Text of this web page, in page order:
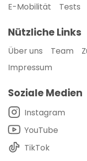
E-Mobilität
Tests
Nützliche Links
Über uns Team
Impressum
Soziale Medien
Instagram
YouTube
TikTok